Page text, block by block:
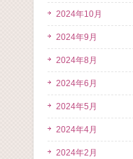
2024年10月
2024年9月
2024年8月
2024年6月
2024年5月
2024年4月
2024年2月